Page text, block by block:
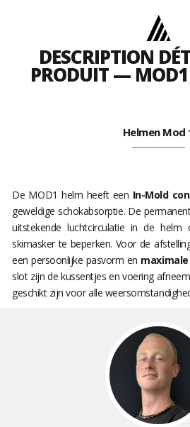
DESCRIPTION
PRODUIT —
Helmen Mod
De MOD1 helm heeft een In-Mold
geweldige schokabsorptie. De
uitstekende luchtcirculatie in de helm
skimasker te beperken. Voor de
een persoonlijke pasvorm en
slot zijn de kussentjes en voering
geschikt zijn voor alle